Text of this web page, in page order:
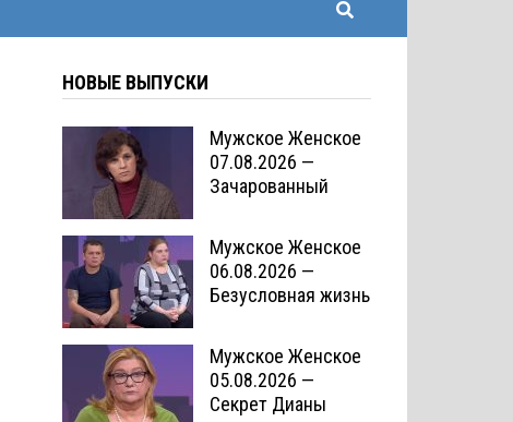
НОВЫЕ ВЫПУСКИ
Мужское Женское
07.08.2026 —
Зачарованный
Мужское Женское
06.08.2026 —
Безусловная жизнь
Мужское Женское
05.08.2026 —
Секрет Дианы